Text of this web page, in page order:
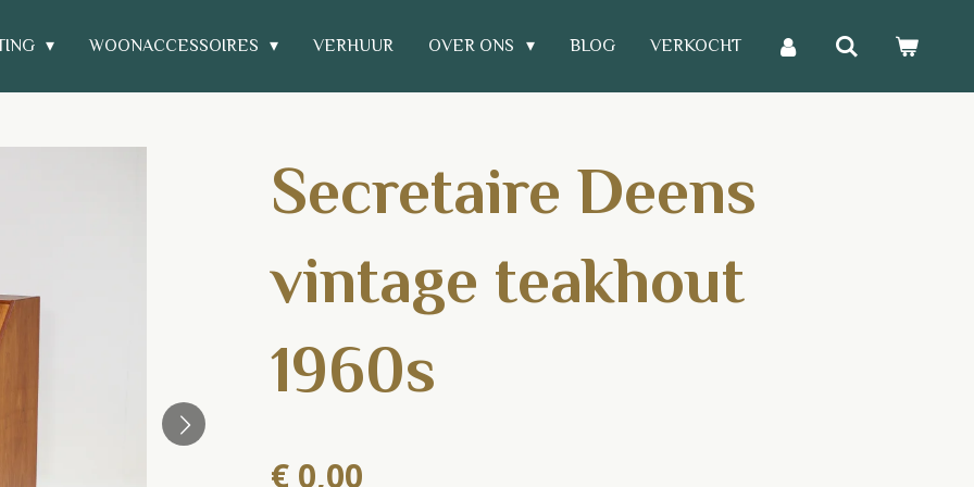
WOONACCESSOIRES VERHUUR OVER ONS BLOG VERKOCHT
Secretaire Deens
vintage teakhout
1960s
€ 0,00